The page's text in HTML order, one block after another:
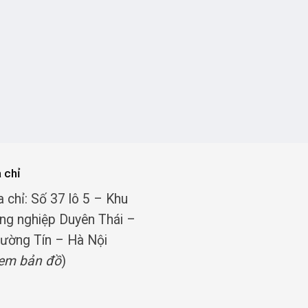
chỉ
chỉ: Số 37 lô 5 – Khu
nghiệp Duyên Thái –
Tín – Hà Nội
bản đồ)